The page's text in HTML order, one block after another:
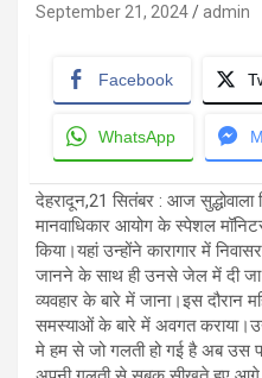
September 21, 2024 admin
Facebook
WhatsApp
देहरादून,21 सितंबर : आज सुद्धोवाला
मानवाधिकार आयोग के स्पेशल
किया।यहां उन्होंने कारागार में
जानने के साथ ही उनसे जेल में दी
व्यवहार के बारे में जाना।इस दौरान
समस्याओं के बारे में अवगत
मे हम से जो गलती हो गई है अब उस